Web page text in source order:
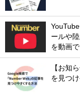
ールや
を動画で
【お知
を見つ